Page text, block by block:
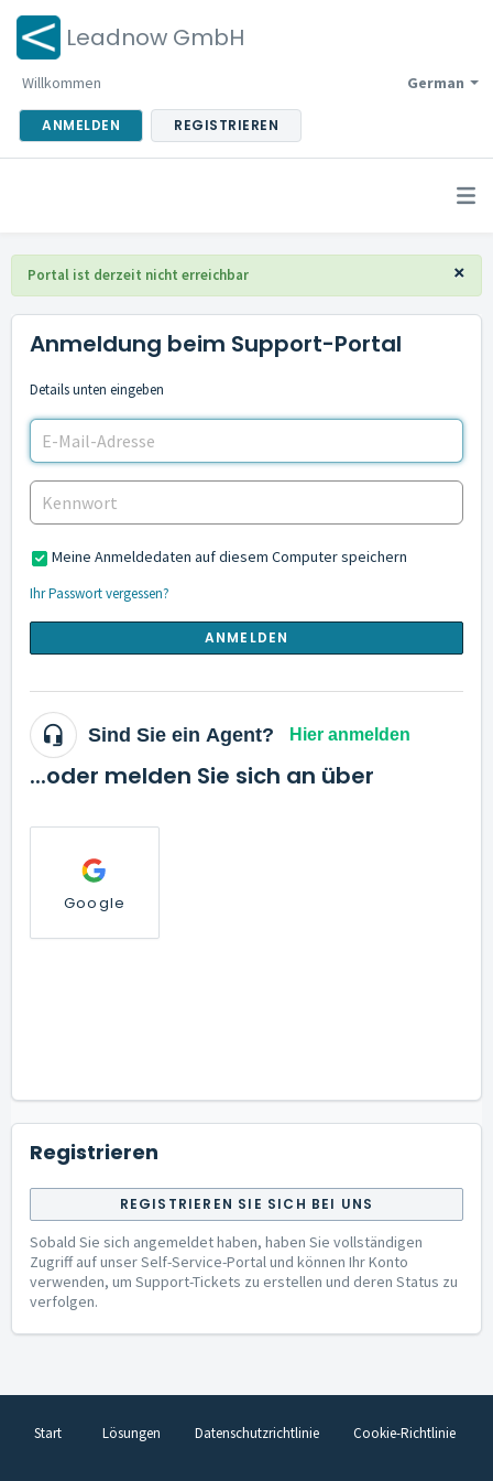
Leadnow GmbH
German
Willkommen
ANMELDEN REGISTRIEREN
×
Portal ist derzeit nicht erreichbar
Anmeldung beim Support-Portal
Details unten eingeben
Meine Anmeldedaten auf diesem Computer speichern
Ihr Passwort vergessen?
ANMELDEN
Sind Sie ein Agent? Hier anmelden
...oder melden Sie sich an über
Google
Registrieren
REGISTRIEREN SIE SICH BEI UNS
Sobald Sie sich angemeldet haben, haben Sie vollständigen
Zugriff auf unser Self-Service-Portal und können Ihr Konto
verwenden, um Support-Tickets zu erstellen und deren Status zu
verfolgen.
Start Lösungen Datenschutzrichtlinie Cookie-Richtlinie